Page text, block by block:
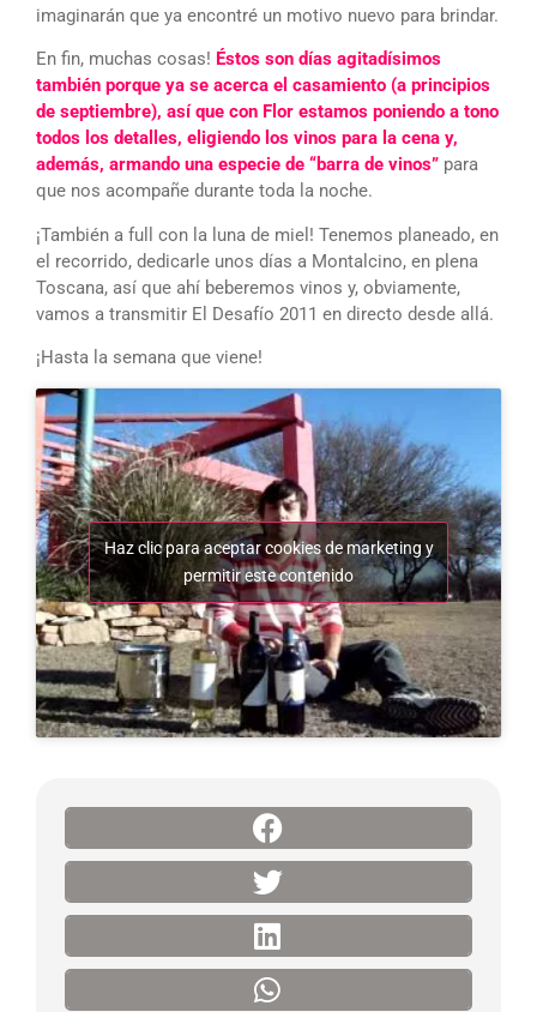
imaginarán que ya encontré un motivo nuevo para brindar.
En fin, muchas cosas! Éstos son días agitadísimos
también porque ya se acerca el casamiento (a principios
de septiembre), así que con Flor estamos poniendo a tono
todos los detalles, eligiendo los vinos para la cena y,
además, armando una especie de “barra de vinos” para
que nos acompañe durante toda la noche.
¡También a full con la luna de miel! Tenemos planeado, en
el recorrido, dedicarle unos días a Montalcino, en plena
Toscana, así que ahí beberemos vinos y, obviamente,
vamos a transmitir El Desafío 2011 en directo desde allá.
¡Hasta la semana que viene!
Haz clic para aceptar cookies de marketing y
permitir este contenido